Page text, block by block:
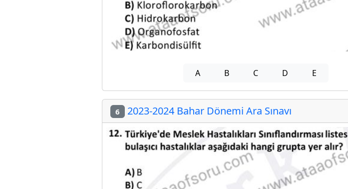
A B C D E
6 2023-2024 Bahar Dönemi Ara Sınavı